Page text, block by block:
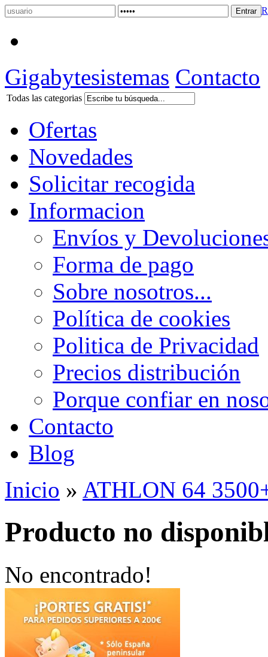
Gigabytesistemas Contacto
Todas las categorias
Ofertas
Novedades
Solicitar recogida
Informacion
Envíos y
Forma de pago
Sobre nosotros...
Política de cookies
Politica de Privacidad
Precios distribución
Porque confiar en
Contacto
Blog
Inicio » ATHLON 64
Producto no
No encontrado!